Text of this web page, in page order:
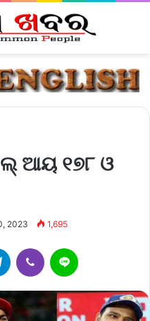
ଆୟ ୧୭୮ ଓ
2023 1,695
Telegram Viber